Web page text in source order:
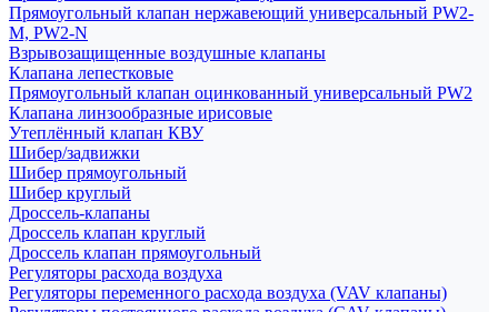
Прямоугольный клапан нержавеющий универсальный PW2-
M, PW2-N
Взрывозащищенные воздушные клапаны
Клапана лепестковые
Прямоугольный клапан оцинкованный универсальный PW2
Клапана линзообразные ирисовые
Утеплённый клапан КВУ
Шибер/задвижки
Шибер прямоугольный
Шибер круглый
Дроссель-клапаны
Дроссель клапан круглый
Дроссель клапан прямоугольный
Регуляторы расхода воздуха
Регуляторы переменного расхода воздуха (VAV клапаны)